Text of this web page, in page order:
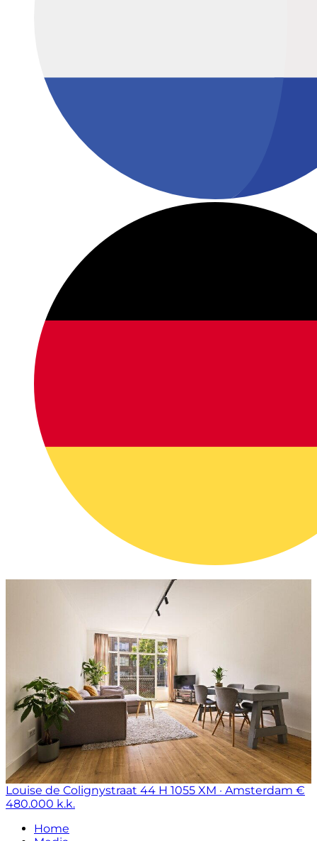
Louise de Colignystraat 44 H 1055 XM · Amsterdam €
480.000 k.k.
Home